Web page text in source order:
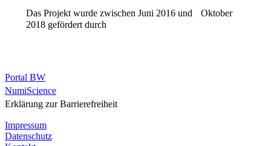
Das Projekt wurde zwischen Juni 2016 und Oktober
2018 gefördert durch
Portal BW
NumiScience
Erklärung zur Barrierefreiheit
Impressum
Datenschutz